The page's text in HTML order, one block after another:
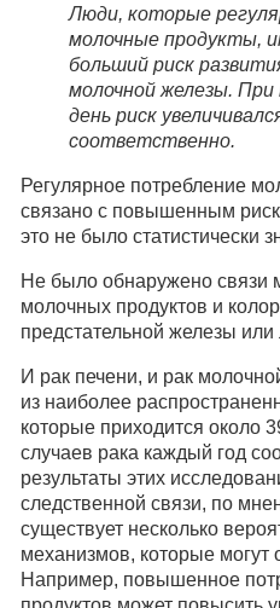
Люди, которые
молочные продукты,
больший риск
молочной железы.
день риск
соответственно.
Регулярное потребление
связано с повышенным
это не было статистически
Не было обнаружено связи
молочных продуктов и
предстательной железы
И рак печени, и рак
из наиболее
которые приходится около
случаев рака каждый год
результаты этих
следственной связи, по
существует несколько
механизмов, которые могут
Например, повышенное